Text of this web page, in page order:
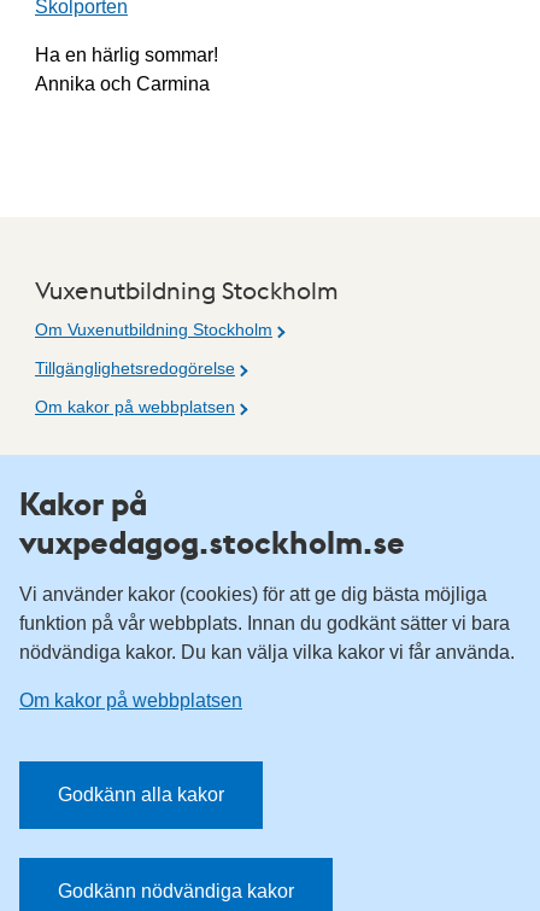
Skolporten
Ha en härlig sommar!
Annika och Carmina
Vuxenutbildning Stockholm
Om Vuxenutbildning Stockholm
Tillgänglighetsredogörelse
Om kakor på webbplatsen
Fler resurser
Vuxenutbildning Stockholm
Information för leverantörsskolor
Sociala medier
Vuxenutbildning Stockholm, Instagram
Har du tips på vad vi borde publicera på webbplatsen? Mejla
Kakor på
vuxpedagog.stockholm.se
Vi använder kakor (cookies) för att ge dig bästa möjliga
funktion på vår webbplats. Innan du godkänt sätter vi bara
nödvändiga kakor. Du kan välja vilka kakor vi får använda.
Om kakor på webbplatsen
Godkänn alla kakor
Godkänn nödvändiga kakor